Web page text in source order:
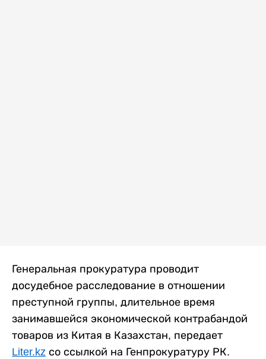
Генеральная прокуратура проводит
досудебное расследование в отношении
преступной группы, длительное время
занимавшейся экономической контрабандой
товаров из Китая в Казахстан, передает
Liter.kz со ссылкой на Генпрокуратуру РК.